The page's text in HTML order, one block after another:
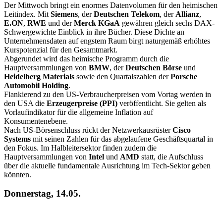
Der Mittwoch bringt ein enormes Datenvolumen für den heimischen
Leitindex. Mit Siemens, derDeutschen Telekom, der Allianz,
E.ON, RWE und derMerck KGaA gewähren gleich sechs DAX-
Schwergewichte Einblick in ihre Bücher. Diese Dichte an
Unternehmensdaten auf engstem Raum birgt naturgemäß erhöhtes
Kurspotenzial für den Gesamtmarkt.
Abgerundet wird das heimische Programm durch die
Hauptversammlungen von BMW, derDeutschen Börse und
Heidelberg Materials sowie den Quartalszahlen derPorsche
Automobil Holding.
Flankierend zu den US-Verbraucherpreisen vom Vortag werden in
den USA die Erzeugerpreise (PPI) veröffentlicht. Sie gelten als
Vorlaufindikator für die allgemeine Inflation auf
Konsumentenebene.
Nach US-Börsenschluss rückt der NetzwerkausrüsterCisco
Systems mit seinen Zahlen für das abgelaufene Geschäftsquartal in
den Fokus. Im Halbleitersektor finden zudem die
Hauptversammlungen von Intel und AMD statt, die Aufschluss
über die aktuelle fundamentale Ausrichtung im Tech-Sektor geben
könnten.
Donnerstag, 14.05.